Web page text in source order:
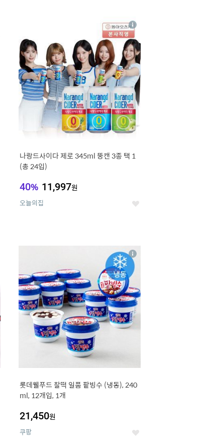
나랑드사이다 제로 345ml 뚱캔 3종 택 1
(총 24입)
40% 11,997원
오늘의집 좋
상
세
롯데웰푸드 찰떡 일품 팥빙수 (냉동), 240
ml, 12개입, 1개
21,450원
쿠팡 좋
상
세